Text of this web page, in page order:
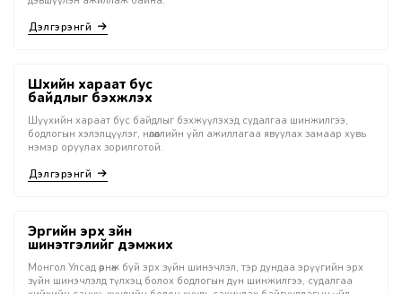
Дэлгэрэнгүй
Шүүхийн хараат бус
байдлыг бэхжүүлэх
Шүүхийн хараат бус байдлыг бэхжүүлэхэд судалгаа шинжилгээ,
бодлогын хэлэлцүүлэг, нөлөөллийн үйл ажиллагаа явуулах замаар хувь
нэмэр оруулах зорилготой.
Дэлгэрэнгүй
Эрүүгийн эрх зүйн
шинэтгэлийг дэмжих
Mонгол Улсад өрнөж буй эрх зүйн шинэчлэл, тэр дундаа эрүүгийн эрх
зүйн шинэчлэлд түлхэц болох бодлогын дүн шинжилгээ, судалгаа